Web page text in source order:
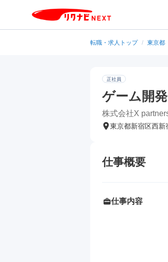
転職・求人トップ / 東京都
正社員
ゲーム開
株式会社X
東京都新宿区西新
仕事概要
仕事内容